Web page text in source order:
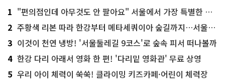
1 "편의점인데 아무것도 안 팔아요" 서울에서 가장 특별한 편의점의 정체
2 주황색 리본 따라 한강부터 메타세쿼이아 숲길까지…서울둘레길 15코스
3 이것이 천연 냉방! '서울둘레길 9코스'로 숲속 피서 떠나볼까
4 한강 다리 아래서 영화 한 편! '다리밑 영화관' 무료 상영
5 우리 아이 체력이 쑥쑥! 클라이밍 키즈카페·어린이 체력장